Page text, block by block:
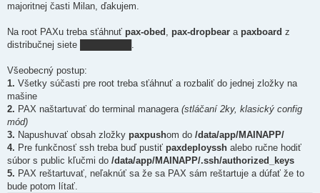
majoritnej časti Milan, ďakujem.
Na root PAXu treba sťáhnuť pax-obed , pax-dropbear a paxboard z
distribučnej siete ████████.
Všeobecný postup:
1. Všetky súčasti pre root treba sťáhnuť a rozbaliť do jednej zložky na
mašine
2. PAX naštartuvať do terminal managera (stláčaní 2ky, klasický config
mód)
3. Napushuvať obsah zložky paxpushom do /data/app/MAINAPP/
4. Pre funkčnosť ssh treba buď pustiť paxdeployssh alebo ručne hodiť
súbor s public kľučmi do /data/app/MAINAPP/.ssh/authorized_keys
5. PAX reštartuvať, neľaknúť sa že sa PAX sám reštartuje a dúfať že to
bude potom lítať.